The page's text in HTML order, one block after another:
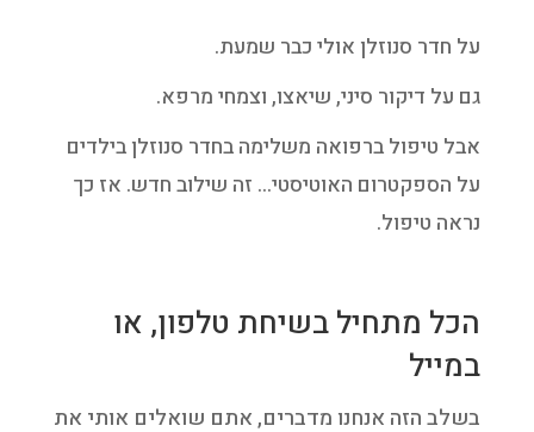
על חדר סנוזלן אולי כבר שמעת.
גם על דיקור סיני, שיאצו, וצמחי מרפא.
אבל טיפול ברפואה משלימה בחדר סנוזלן בילדים
על הספקטרום האוטיסטי… זה שילוב חדש. אז כך
נראה טיפול.
הכל מתחיל בשיחת טלפון, או
במייל
בשלב הזה אנחנו מדברים, אתם שואלים אותי את